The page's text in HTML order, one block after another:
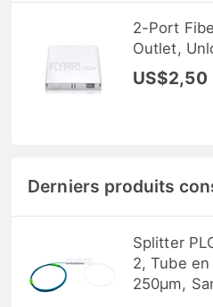
2-Port
Outlet,
US$2,50
Derniers produits
Splitter
2, Tube
250μm,